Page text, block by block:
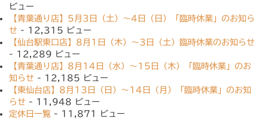
ビュー
【青葉通り店】5月3日（土）〜4日（日）「臨時休業」のお知ら
せ - 12,315 ビュー
【仙台駅東口店】8月1日（木）〜3日（土）臨時休業のお知らせ
- 12,289 ビュー
【青葉通り店】8月14日（水）〜15日（木）「臨時休業」のお
知らせ - 12,185 ビュー
【東仙台店】8月13日（日）〜14日（月）「臨時休業」のお知
らせ - 11,948 ビュー
定休日一覧 - 11,871 ビュー